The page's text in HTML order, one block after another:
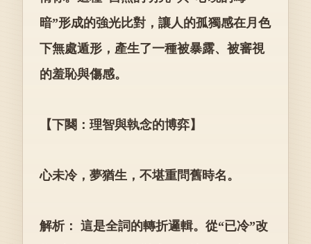
暗”形成的強光比對，讓人的孤獨感在月色
下無處遁形，產生了一種被暴露、被審視
的羞恥與傷感。
【下闋：理智與執念的博弈】
心未冷，夢猶生，不堪重問舊時名。
解析： 這是全詞的轉折邏輯。從“已冷”改